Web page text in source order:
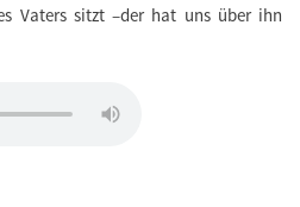
Vaters sitzt –der hat uns über ihn